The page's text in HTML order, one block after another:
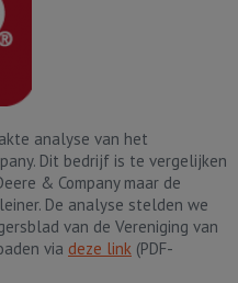
analyse van het
Dit bedrijf is te vergelijken
& Company maar de
De analyse stelden we
van de Vereniging van
via deze link (PDF-